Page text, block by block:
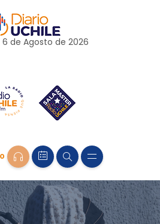
6 de Agosto de 2026